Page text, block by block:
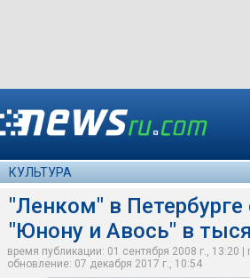
КУЛЬТУРА
"Ленком" в Петербурге
"Юнону и Авось" в
время публикации: 01 сентября 2008 г., 13:20
обновление: 07 декабря 2017 г., 10:54